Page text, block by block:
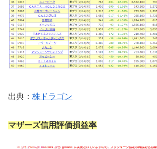
出典： 株ドラゴン
マザーズ信用評価損益率